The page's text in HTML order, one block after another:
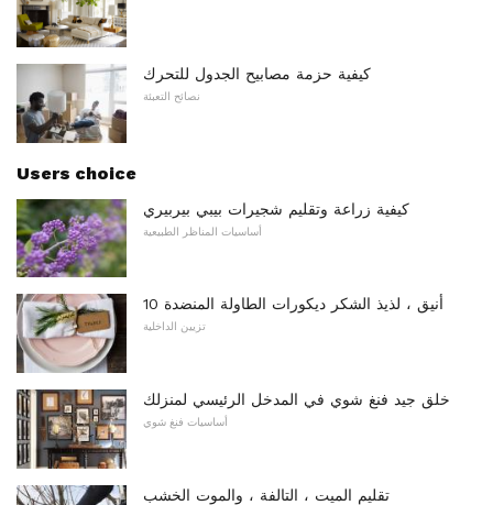
كيفية حزمة مصابيح الجدول للتحرك
نصائح التعبئة
Users choice
كيفية زراعة وتقليم شجيرات بيبي بيربيري
أساسيات المناظر الطبيعية
10 أنيق ، لذيذ الشكر ديكورات الطاولة المنضدة
تزيين الداخلية
خلق جيد فنغ شوي في المدخل الرئيسي لمنزلك
أساسيات فنغ شوي
تقليم الميت ، التالفة ، والموت الخشب